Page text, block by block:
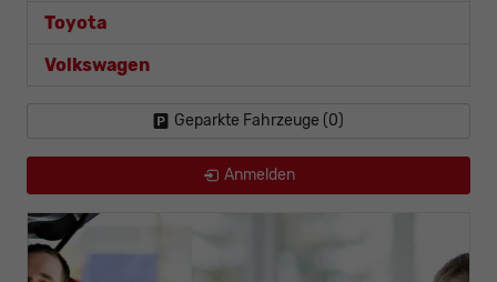
Toyota
Volkswagen
Geparkte Fahrzeuge (0)
Anmelden